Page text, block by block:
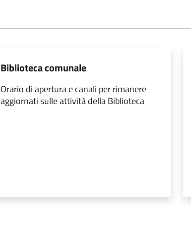
Biblioteca comunale
Orario di apertura e canali per rimanere
aggiornati sulle attività della Biblioteca